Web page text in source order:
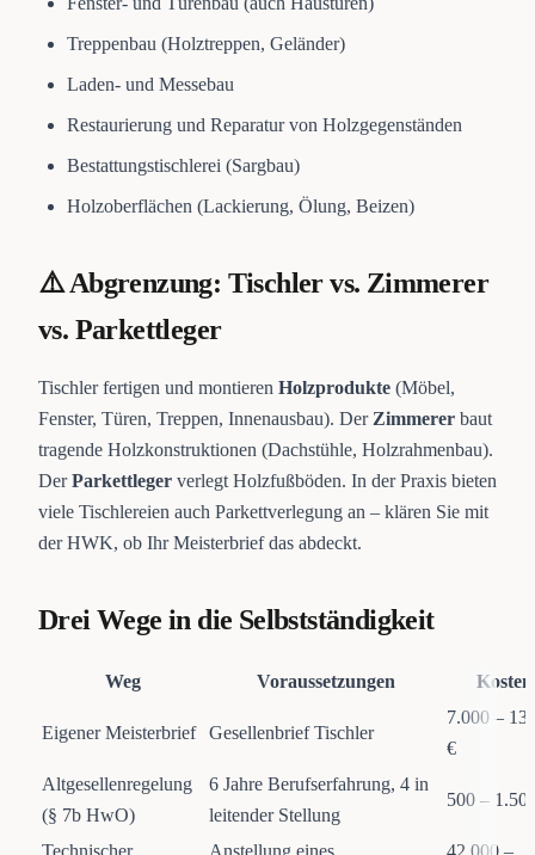
Treppenbau (Holztreppen, Geländer)
Laden- und Messebau
Restaurierung und Reparatur von Holzgegenständen
Bestattungstischlerei (Sargbau)
Holzoberflächen (Lackierung, Ölung, Beizen)
⚠️ Abgrenzung: Tischler vs. Zimmerer
vs. Parkettleger
Tischler fertigen und montieren Holzprodukte (Möbel,
Fenster, Türen, Treppen, Innenausbau). Der Zimmerer baut
tragende Holzkonstruktionen (Dachstühle, Holzrahmenbau).
DerParkettleger verlegt Holzfußböden. In der Praxis bieten
viele Tischlereien auch Parkettverlegung an – klären Sie mit
der HWK, ob Ihr Meisterbrief das abdeckt.
Drei Wege in die Selbstständigkeit
Weg Voraussetzungen Kosten
Eigener Meisterbrief Gesellenbrief Tischler
7.000 –
€
Altgesellenregelung
(§ 7b HwO)
6 Jahre Berufserfahrung, 4 in
leitender Stellung
500 –
Technischer Anstellung eines 42.000 –